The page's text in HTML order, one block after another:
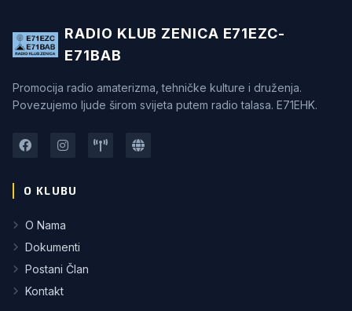
RADIO KLUB ZENICA E71EZC-
E71BAB
Promocija radio amaterizma, tehničke kulture i druženja.
Povezujemo ljude širom svijeta putem radio talasa. E71EHK.
O KLUBU
O Nama
Dokumenti
Postani Član
Kontakt